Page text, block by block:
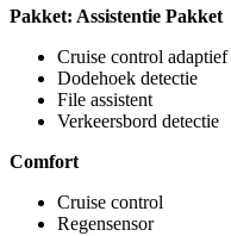
Pakket: Assistentie Pakket
Cruise control adaptief
Dodehoek detectie
File assistent
Verkeersbord detectie
Comfort
Cruise control
Regensensor